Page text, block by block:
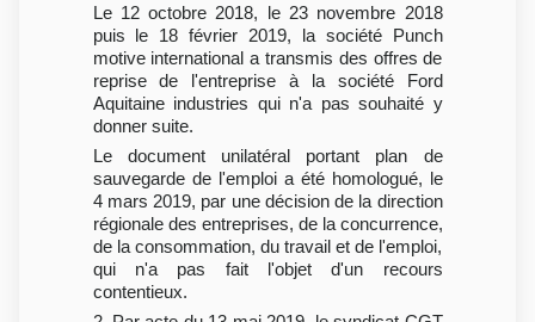
Le 12 octobre 2018, le 23 novembre 2018
puis le 18 février 2019, la société Punch
motive international a transmis des offres de
reprise de l'entreprise à la société Ford
Aquitaine industries qui n'a pas souhaité y
donner suite.
Le document unilatéral portant plan de
sauvegarde de l'emploi a été homologué, le
4 mars 2019, par une décision de la direction
régionale des entreprises, de la concurrence,
de la consommation, du travail et de l'emploi,
qui n'a pas fait l'objet d'un recours
contentieux.